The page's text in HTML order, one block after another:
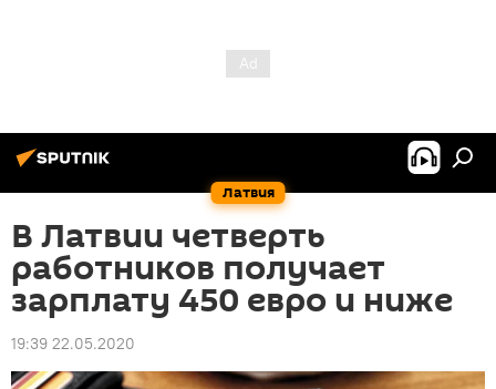
Латвия
В Латвии четверть
работников получает
зарплату 450 евро и ниже
19:39 22.05.2020